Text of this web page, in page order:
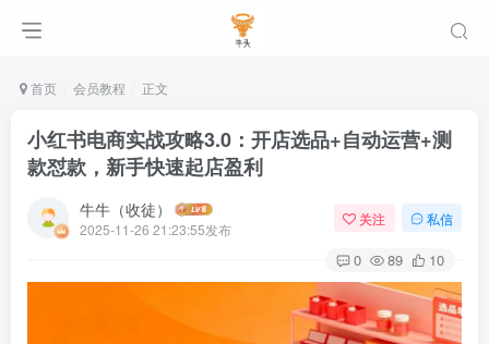
首页 会员教程 正文
小红书电商实战攻略3.0：开店选品+自动运营+测
款怼款，新手快速起店盈利
牛牛（收徒）
2025-11-26 21:23:55发布
关注 私信
0 89 10